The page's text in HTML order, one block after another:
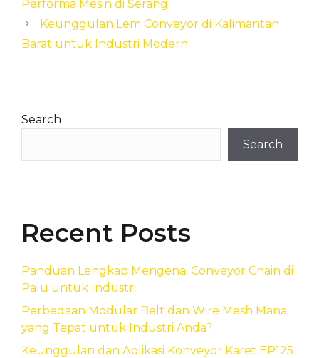
Performa Mesin di Serang
Keunggulan Lem Conveyor di Kalimantan
Barat untuk Industri Modern
Search
Search
Recent Posts
Panduan Lengkap Mengenai Conveyor Chain di
Palu untuk Industri
Perbedaan Modular Belt dan Wire Mesh Mana
yang Tepat untuk Industri Anda?
Keunggulan dan Aplikasi Konveyor Karet EP125